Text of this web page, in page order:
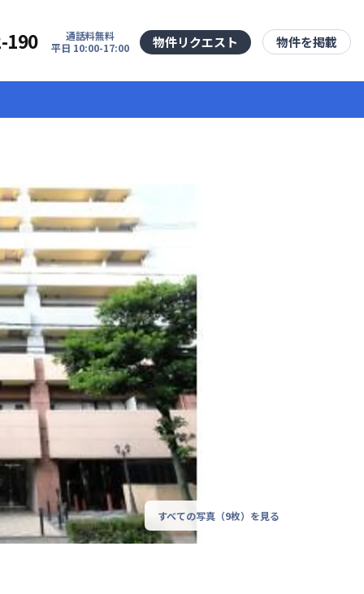
190
通話料無料
平日 10:00-17:00
物件リクエスト 物件を掲載
すべての写真（9枚）を見る